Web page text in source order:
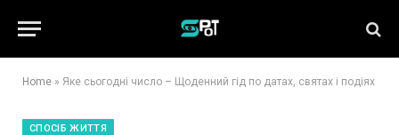
Home » Яке сьогодні число – Щоденний гід по датах, святах і подіях
СПОСІБ ЖИТТЯ